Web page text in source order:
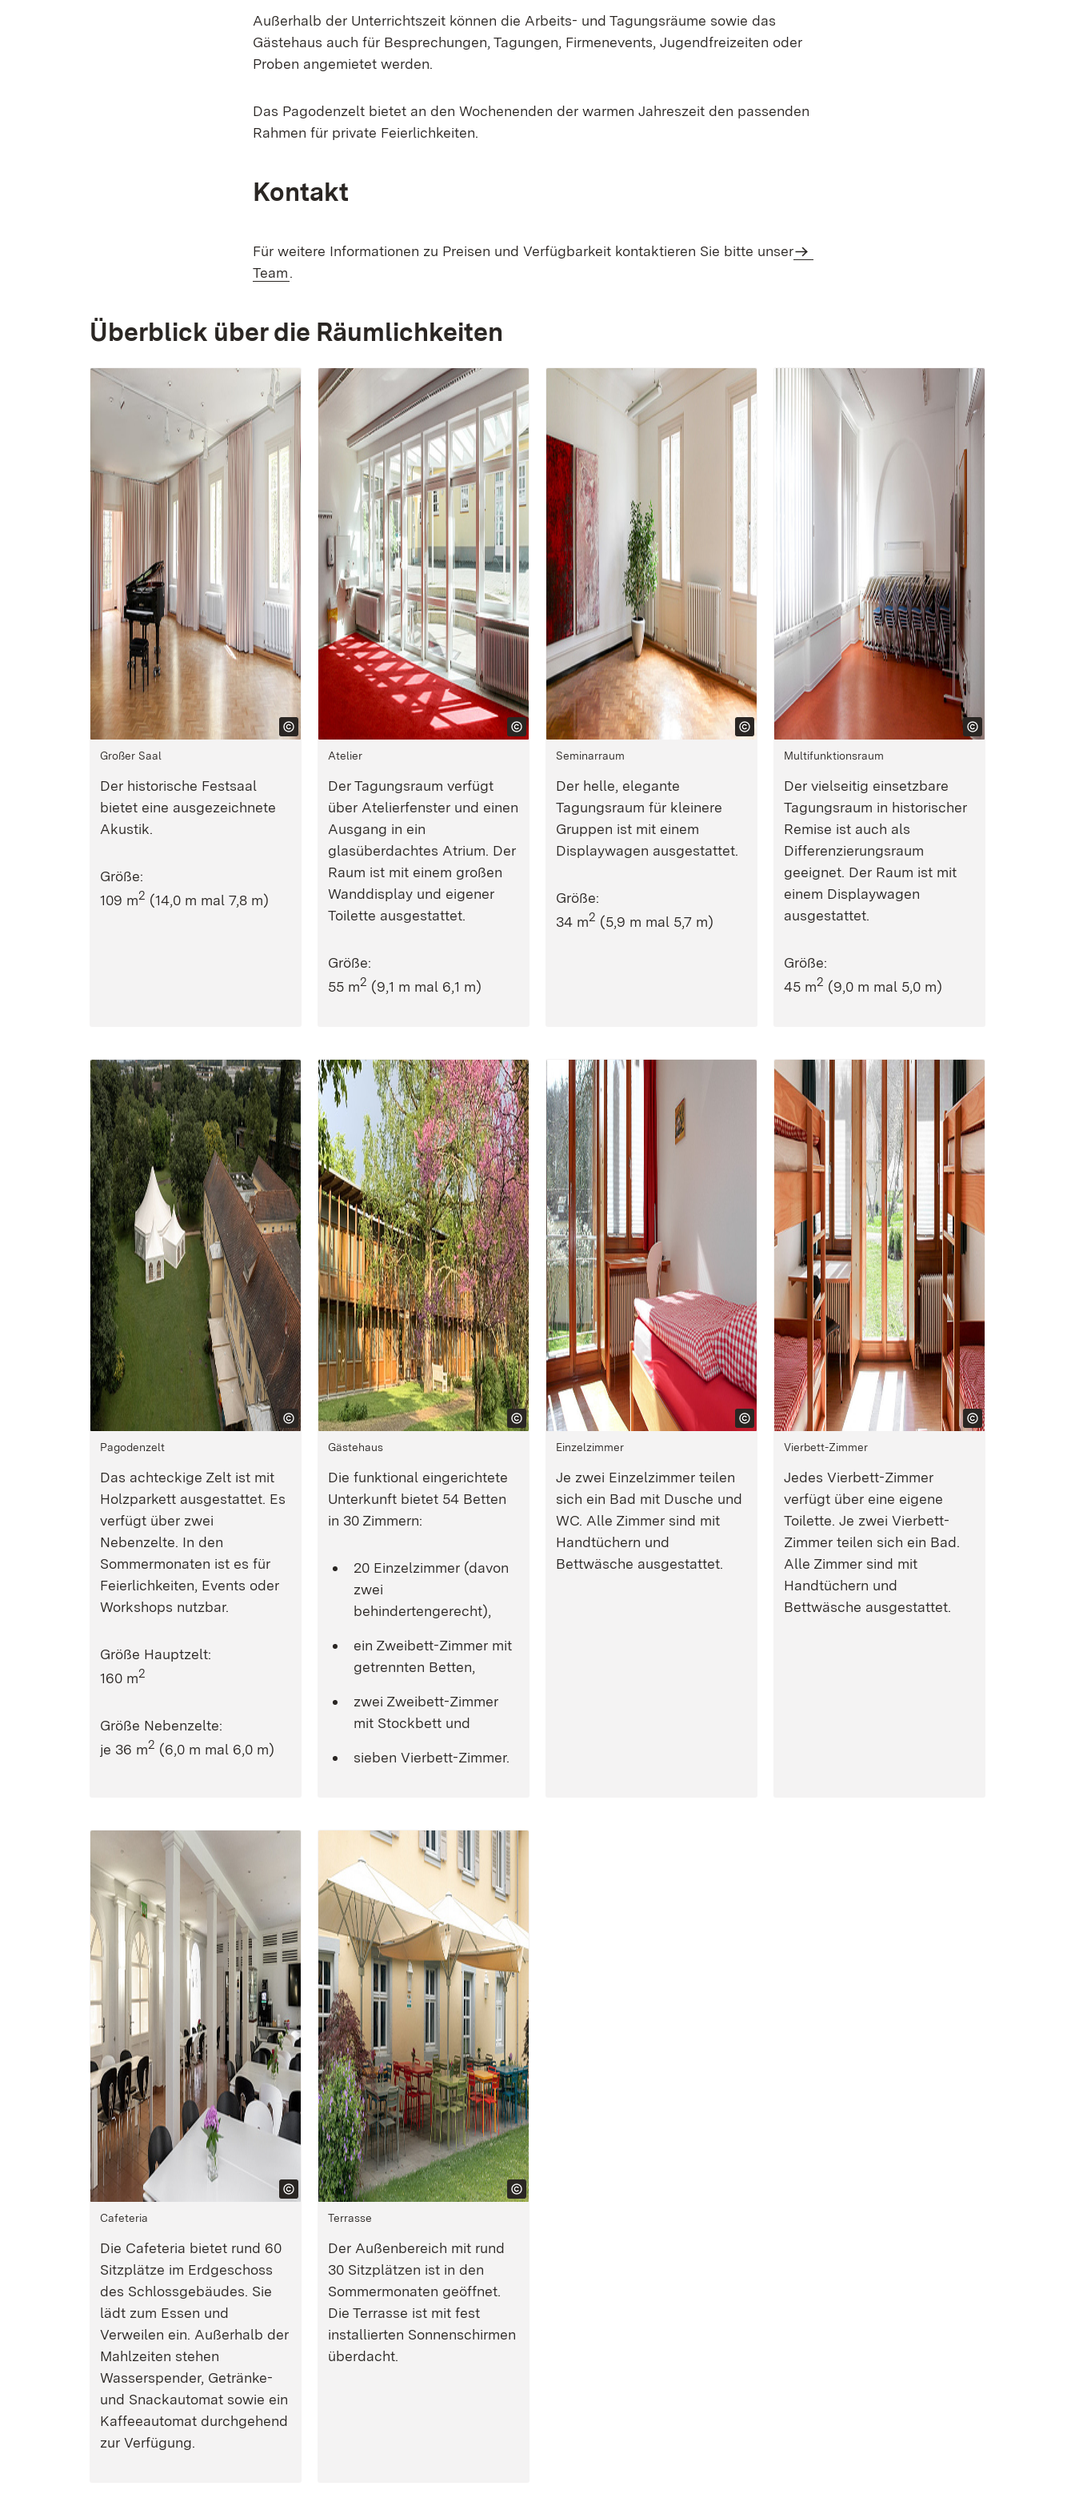
Außerhalb der Unterrichtszeit können die Arbeits- und Tagungsräume sowie das
Gästehaus auch für Besprechungen, Tagungen, Firmenevents, Jugendfreizeiten oder
Proben angemietet werden.
Das Pagodenzelt bietet an den Wochenenden der warmen Jahreszeit den passenden
Rahmen für private Feierlichkeiten.
Kontakt
Für weitere Informationen zu Preisen und Verfügbarkeit kontaktieren Sie bitte unser
Team.
Überblick über die Räumlichkeiten
Großer Saal
Der historische Festsaal
bietet eine ausgezeichnete
Akustik.
Größe:
109 m2 (14,0 m mal 7,8 m)
Atelier
Der Tagungsraum verfügt
über Atelierfenster und einen
Ausgang in ein
glasüberdachtes Atrium. Der
Raum ist mit einem großen
Wanddisplay und eigener
Toilette ausgestattet.
Größe:
55 m2 (9,1 m mal 6,1 m)
Seminarraum
Der helle, elegante
Tagungsraum für kleinere
Gruppen ist mit einem
Displaywagen ausgestattet.
Größe:
34 m2 (5,9 m mal 5,7 m)
Multifunktionsraum
Der vielseitig einsetzbare
Tagungsraum in historischer
Remise ist auch als
Differenzierungsraum
geeignet. Der Raum ist mit
einem Displaywagen
ausgestattet.
Größe:
45 m2 (9,0 m mal 5,0 m)
Pagodenzelt
Das achteckige Zelt ist mit
Holzparkett ausgestattet. Es
verfügt über zwei
Nebenzelte. In den
Sommermonaten ist es für
Feierlichkeiten, Events oder
Workshops nutzbar.
Größe Hauptzelt:
160 m2
Größe Nebenzelte:
je 36 m2 (6,0 m mal 6,0 m)
Gästehaus
Die funktional eingerichtete
Unterkunft bietet 54 Betten
in 30 Zimmern:
20 Einzelzimmer (davon
zwei
behindertengerecht),
ein Zweibett-Zimmer mit
getrennten Betten,
zwei Zweibett-Zimmer
mit Stockbett und
sieben Vierbett-Zimmer.
Einzelzimmer
Je zwei Einzelzimmer teilen
sich ein Bad mit Dusche und
WC. Alle Zimmer sind mit
Handtüchern und
Bettwäsche ausgestattet.
Vierbett-Zimmer
Jedes Vierbett-Zimmer
verfügt über eine eigene
Toilette. Je zwei Vierbett-
Zimmer teilen sich ein Bad.
Alle Zimmer sind mit
Handtüchern und
Bettwäsche ausgestattet.
Cafeteria
Die Cafeteria bietet rund 60
Sitzplätze im Erdgeschoss
des Schlossgebäudes. Sie
lädt zum Essen und
Verweilen ein. Außerhalb der
Mahlzeiten stehen
Wasserspender, Getränke-
und Snackautomat sowie ein
Kaffeeautomat durchgehend
zur Verfügung.
Terrasse
Der Außenbereich mit rund
30 Sitzplätzen ist in den
Sommermonaten geöffnet.
Die Terrasse ist mit fest
installierten Sonnenschirmen
überdacht.